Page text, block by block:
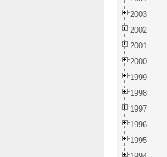
2003
2002
2001
2000
1999
1998
1997
1996
1995